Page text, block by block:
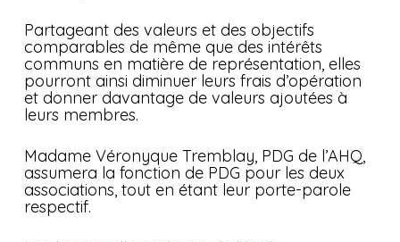
Partageant des valeurs et des objectifs
comparables de même que des intérêts
communs en matière de représentation, elles
pourront ainsi diminuer leurs frais d’opération
et donner davantage de valeurs ajoutées à
leurs membres.
Madame Véronyque Tremblay, PDG de l’AHQ,
assumera la fonction de PDG pour les deux
associations, tout en étant leur porte-parole
respectif.